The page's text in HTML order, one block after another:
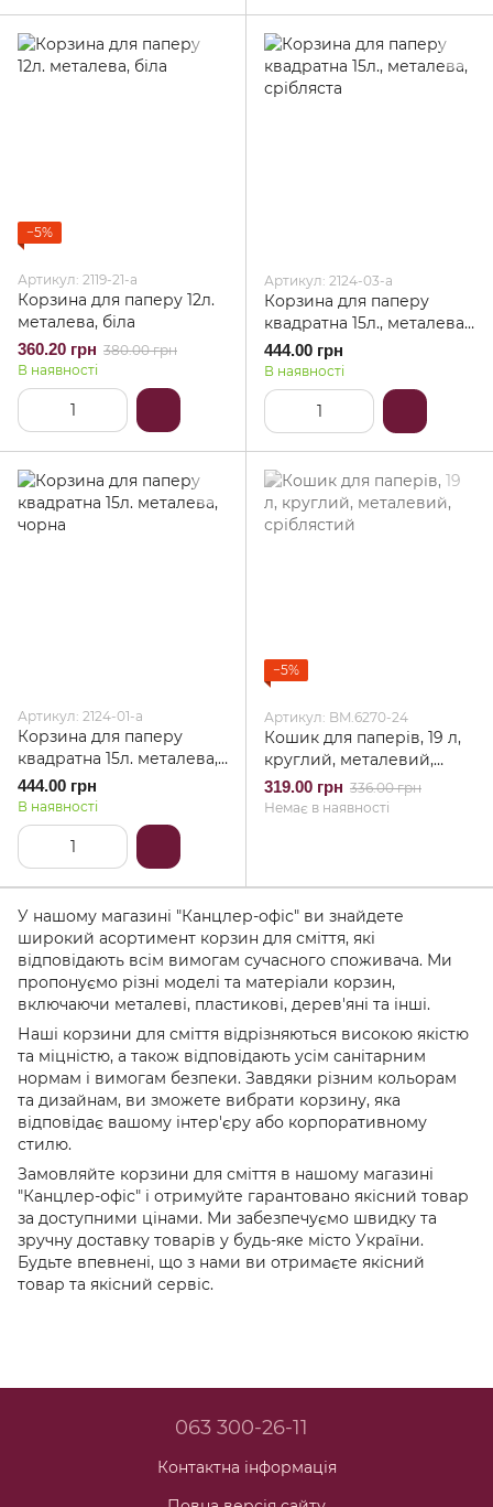
−5%
Артикул: 2119-21-a
Корзина для паперу 12л.
металева, біла
360.20 грн 380.00 грн
В наявності
Артикул: 2124-03-a
Корзина для паперу
квадратна 15л., металева,
срібляста
444.00 грн
В наявності
Артикул: 2124-01-a
Корзина для паперу
квадратна 15л. металева,
чорна
444.00 грн
В наявності
−5%
Артикул: BM.6270-24
Кошик для паперів, 19 л,
круглий, металевий,
сріблястий
319.00 грн 336.00 грн
Немає в наявності
У нашому магазині "Канцлер-офіс" ви знайдете
широкий асортимент корзин для сміття, які
відповідають всім вимогам сучасного споживача. Ми
пропонуємо різні моделі та матеріали корзин,
включаючи металеві, пластикові, дерев'яні та інші.
Наші корзини для сміття відрізняються високою якістю
та міцністю, а також відповідають усім санітарним
нормам і вимогам безпеки. Завдяки різним кольорам
та дизайнам, ви зможете вибрати корзину, яка
відповідає вашому інтер'єру або корпоративному
стилю.
Замовляйте корзини для сміття в нашому магазині
"Канцлер-офіс" і отримуйте гарантовано якісний товар
за доступними цінами. Ми забезпечуємо швидку та
зручну доставку товарів у будь-яке місто України.
Будьте впевнені, що з нами ви отримаєте якісний
товар та якісний сервіс.
063 300-26-11
Контактна інформація